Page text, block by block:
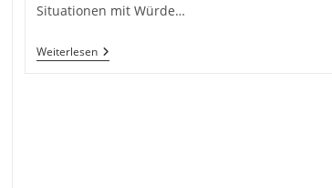
Situationen mit Würde…
WeiterlesenGaman:
Durchhaltevermögen